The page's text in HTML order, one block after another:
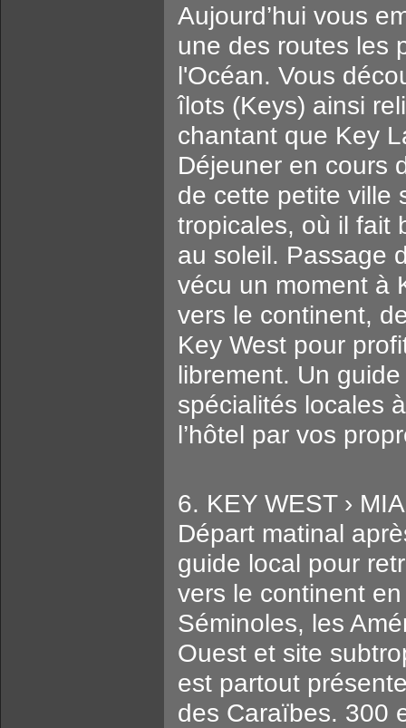
Aujourd’hui vous
une des routes les
l'Océan. Vous
îlots (Keys) ainsi
chantant que Key
Déjeuner en cours
de cette petite ville
tropicales, où il fait
au soleil. Passage
vécu un moment à
vers le continent,
Key West pour
librement. Un
spécialités locales
l’hôtel par vos
6. KEY WEST ›
Départ matinal
guide local pour
vers le continent
Séminoles, les
Ouest et site
est partout
des Caraïbes. 300